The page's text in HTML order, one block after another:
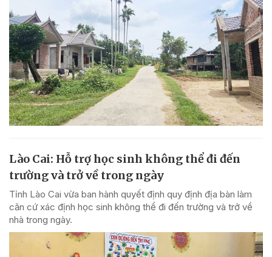
Lào Cai: Hỗ trợ học sinh không thể đi đến
trường và trở về trong ngày
Tỉnh Lào Cai vừa ban hành quyết định quy định địa bàn làm
căn cứ xác định học sinh không thể đi đến trường và trở về
nhà trong ngày.